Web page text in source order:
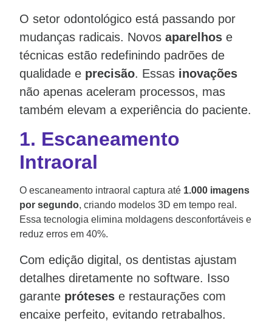
O setor odontológico está passando por
mudanças radicais. Novos aparelhos e
técnicas estão redefinindo padrões de
qualidade e precisão. Essas inovações
não apenas aceleram processos, mas
também elevam a experiência do paciente.
1. Escaneamento
Intraoral
O escaneamento intraoral captura até 1.000 imagens
por segundo, criando modelos 3D em tempo real.
Essa tecnologia elimina moldagens desconfortáveis e
reduz erros em 40%.
Com edição digital, os dentistas ajustam
detalhes diretamente no software. Isso
garante próteses e restaurações com
encaixe perfeito, evitando retrabalhos.